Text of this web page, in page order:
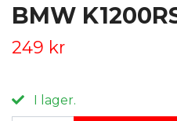
BMW
249 kr
I lager.